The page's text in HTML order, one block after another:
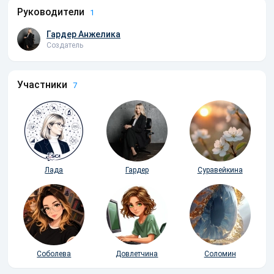
Руководители 1
Гардер Анжелика
Создатель
Участники 7
Лада Гардер Суравейкина
Соболева Довлетчина Соломин